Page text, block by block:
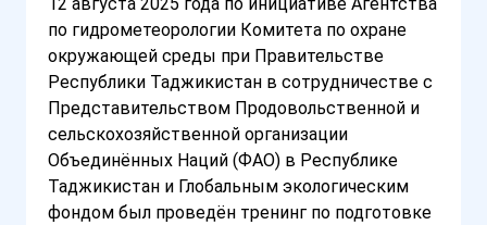
по гидрометеорологии Комитета по охране
окружающей среды при Правительстве
Республики Таджикистан в сотрудничестве с
Представительством Продовольственной и
сельскохозяйственной организации
Объединённых Наций (ФАО) в Республике
Таджикистан и Глобальным экологическим
фондом был проведён тренинг по подготовке